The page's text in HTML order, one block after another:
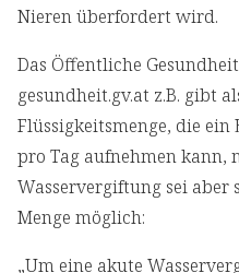
Nieren überfordert wird.
Das Öffentliche
gesundheit.gv.at z.B. gibt
Flüssigkeitsmenge, die
pro Tag aufnehmen kann,
Wasservergiftung sei aber
Menge möglich:
„Um eine akute